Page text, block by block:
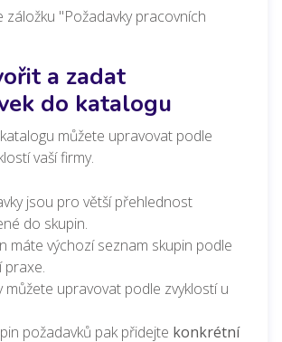
záložku "Požadavky pracovních
a zadat
do katalogu
můžete upravovat podle
vaší firmy.
jsou pro větší přehlednost
do skupin.
máte výchozí seznam skupin podle
praxe.
můžete upravovat podle zvyklostí u
požadavků pak přidejte konkrétní